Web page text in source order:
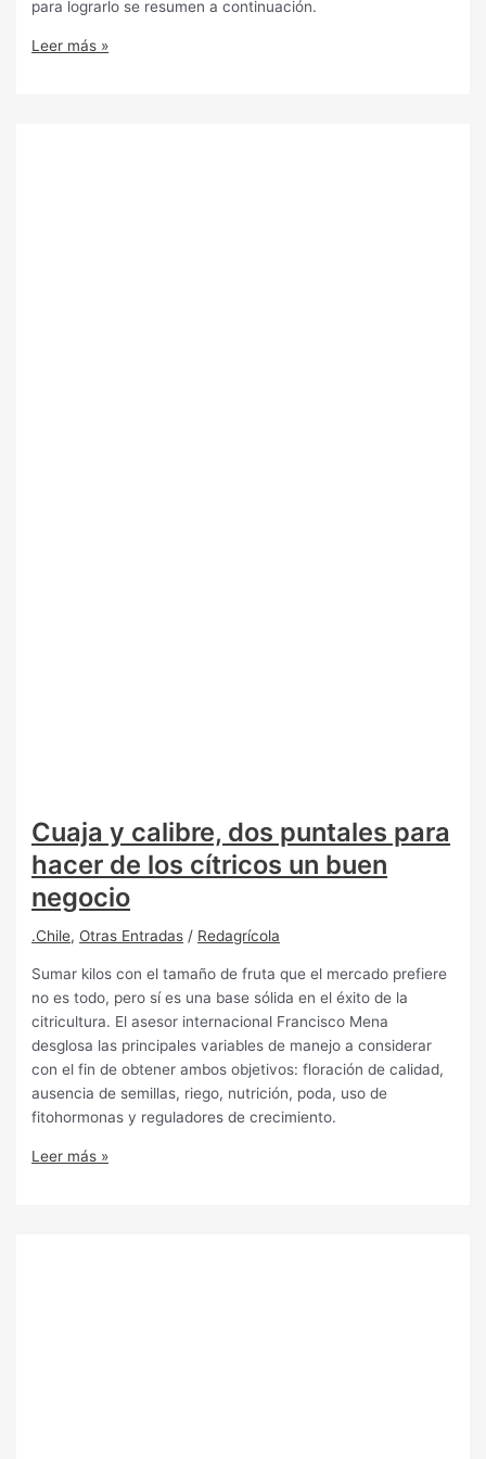
para lograrlo se resumen a continuación.
Leer más »
Cuaja y calibre, dos puntales para
hacer de los cítricos un buen
negocio
.Chile, Otras Entradas / Redagrícola
Sumar kilos con el tamaño de fruta que el mercado prefiere
no es todo, pero sí es una base sólida en el éxito de la
citricultura. El asesor internacional Francisco Mena
desglosa las principales variables de manejo a considerar
con el fin de obtener ambos objetivos: floración de calidad,
ausencia de semillas, riego, nutrición, poda, uso de
fitohormonas y reguladores de crecimiento.
Leer más »